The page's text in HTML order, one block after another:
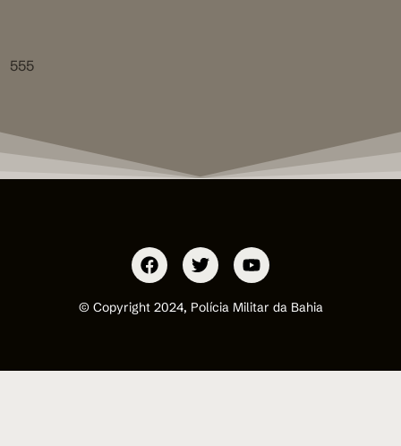
555
© Copyright 2024, Polícia Militar da Bahia